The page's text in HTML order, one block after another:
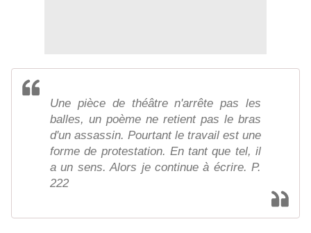
Une pièce de théâtre n'arrête pas les
balles, un poème ne retient pas le bras
d'un assassin. Pourtant le travail est une
forme de protestation. En tant que tel, il
a un sens. Alors je continue à écrire. P.
222